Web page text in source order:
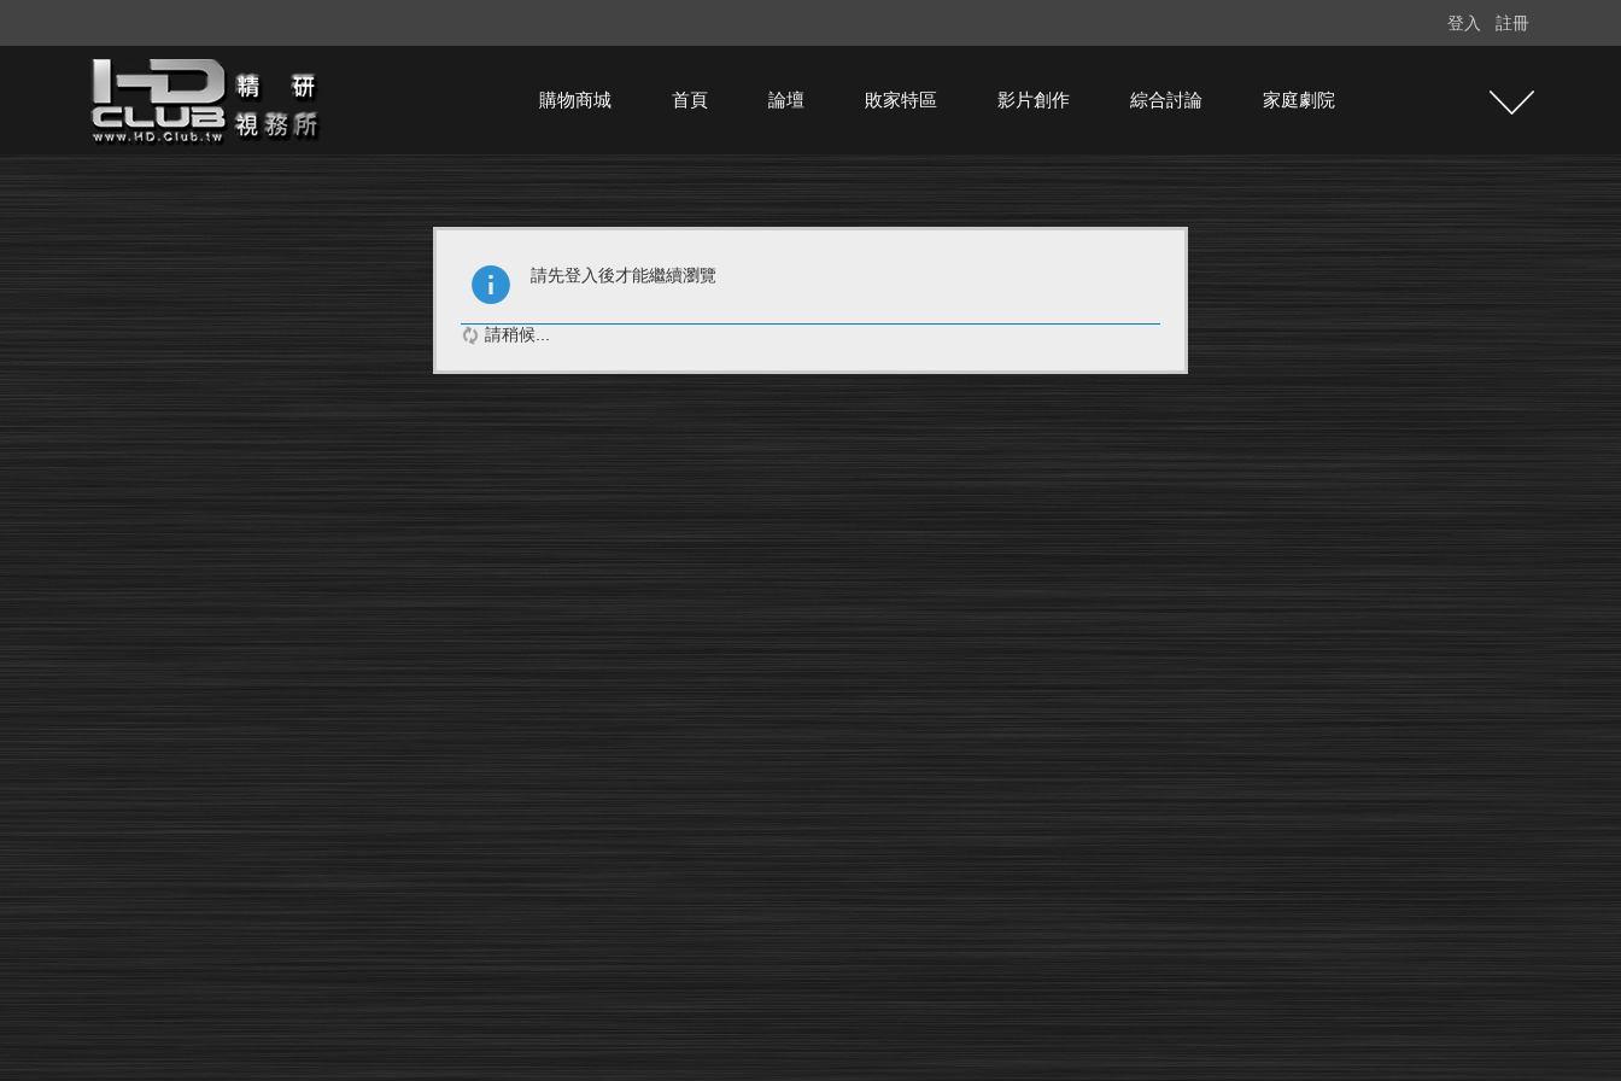
登入 註冊
購物商城 首頁 論壇 敗家特區 影片創作 綜合討論 家庭劇院
請先登入後才能繼續瀏覽
請稍候...